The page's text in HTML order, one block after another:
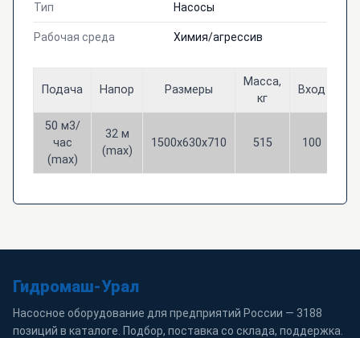
Тип Насосы
Рабочая среда Химия/агрессив
Подача Напор Размеры
Масса,
кг
Вход
50 м3/
час
(max)
32 м
(max)
1500х630х710 515 100
Гидромаш-Урал
Насосное оборудование для предприятий России — 3188
позиций в каталоге. Подбор, поставка со склада, поддержка.